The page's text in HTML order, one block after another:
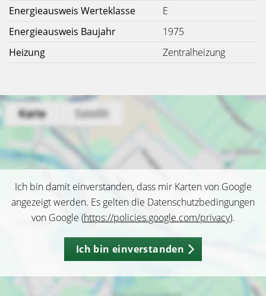
Energieausweis Werteklasse
E
Energieausweis Baujahr
1975
Heizung
Zentralheizung
Ich bin damit einverstanden, dass mir Karten von Google
angezeigt werden. Es gelten die Datenschutzbedingungen
von Google (https://policies.google.com/privacy).
Ich bin einverstanden